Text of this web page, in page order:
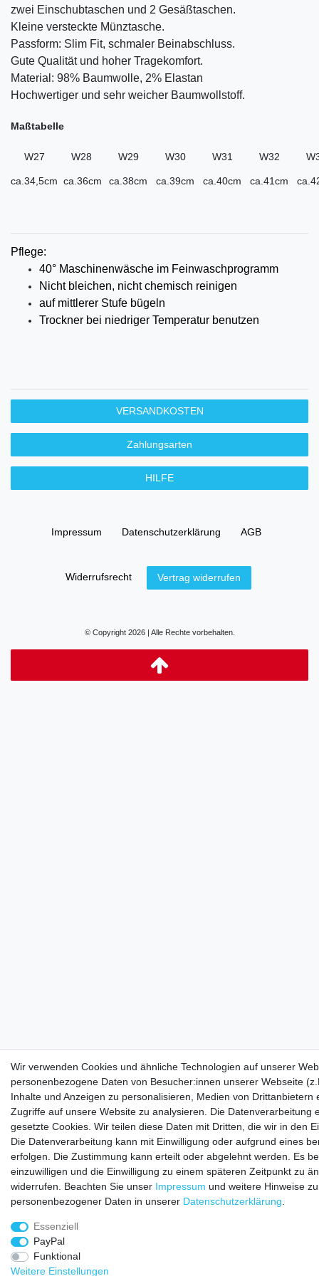
zwei Einschubtaschen und 2 Gesäßtaschen.
Kleine versteckte Münztasche.
Passform: Slim Fit, schmaler Beinabschluss.
Gute Qualität und hoher Tragekomfort.
Material: 98% Baumwolle, 2% Elastan
Hochwertiger und sehr weicher Baumwollstoff.
Maßtabelle
W27 W28 W29 W30 W31 W32
ca.34,5cm ca.36cm ca.38cm ca.39cm ca.40cm ca.41cm
Pflege:
40° Maschinenwäsche im Feinwaschprogramm
Nicht bleichen, nicht chemisch reinigen
auf mittlerer Stufe bügeln
Trockner bei niedriger Temperatur benutzen
VERSANDKOSTEN
Zahlungsarten
HILFE
Impressum Daten­schutz­erklärung AGB
Widerrufs­recht Vertrag widerrufen
© Copyright 2026 | Alle Rechte vorbehalten.
Wir verwenden Cookies und ähnliche Technologien auf unserer
personenbezogene Daten von Besucher:innen unserer Webseite
Inhalte und Anzeigen zu personalisieren, Medien von Drittanbietern
Zugriffe auf unsere Website zu analysieren. Die Datenverarbeitung
gesetzte Cookies. Wir teilen diese Daten mit Dritten, die wir in den
Die Datenverarbeitung kann mit Einwilligung oder aufgrund eines
erfolgen. Die Zustimmung kann erteilt oder abgelehnt werden. Es
einzuwilligen und die Einwilligung zu einem späteren Zeitpunkt zu
widerrufen. Beachten Sie unser Impressum und weitere Hinweise
personenbezogener Daten in unserer Daten­schutz­erklärung
Essenziell
PayPal
Funktional
Weitere Einstellungen